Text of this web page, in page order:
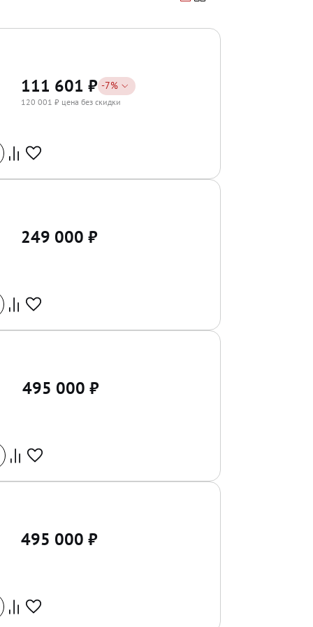
111 601 ₽ -7%
120 001 ₽ цена без скидки
249 000 ₽
495 000 ₽
495 000 ₽